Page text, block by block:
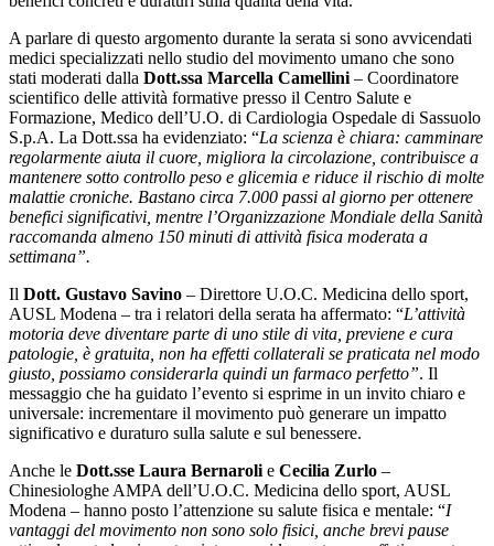
A parlare di questo argomento durante la serata si sono avvicendati
medici specializzati nello studio del movimento umano che sono
stati moderati dalla Dott.ssa Marcella Camellini– Coordinatore
scientifico delle attività formative presso il Centro Salute e
Formazione, Medico dell’U.O. di Cardiologia Ospedale di Sassuolo
S.p.A. La Dott.ssa ha evidenziato: “La scienza è chiara: camminare
regolarmente aiuta il cuore, migliora la circolazione, contribuisce a
mantenere sotto controllo peso e glicemia e riduce il rischio di molte
malattie croniche. Bastano circa 7.000 passi al giorno per ottenere
benefici significativi, mentre l’Organizzazione Mondiale della Sanità
raccomanda almeno 150 minuti di attività fisica moderata a
settimana”.
Il Dott. Gustavo Savino – Direttore U.O.C. Medicina dello sport,
AUSL Modena – tra i relatori della serata ha affermato: “L’attività
motoria deve diventare parte di uno stile di vita, previene e cura
patologie, è gratuita, non ha effetti collaterali se praticata nel modo
giusto, possiamo considerarla quindi un farmaco perfetto”. Il
messaggio che ha guidato l’evento si esprime in un invito chiaro e
universale: incrementare il movimento può generare un impatto
significativo e duraturo sulla salute e sul benessere.
Anche le Dott.sse Laura Bernarolie Cecilia Zurlo –
Chinesiologhe AMPA dell’U.O.C. Medicina dello sport, AUSL
Modena – hanno posto l’attenzione su salute fisica e mentale: “I
vantaggi del movimento non sono solo fisici, anche brevi pause